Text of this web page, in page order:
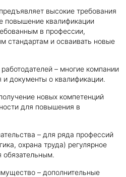
высокие требования
повышение квалификации
в профессии,
стандартам и осваивать новые
– многие компании
и документы о квалификации.
новых компетенций
для повышения в
– для ряда профессий
охрана труда) регулярное
обязательным.
– дополнительные